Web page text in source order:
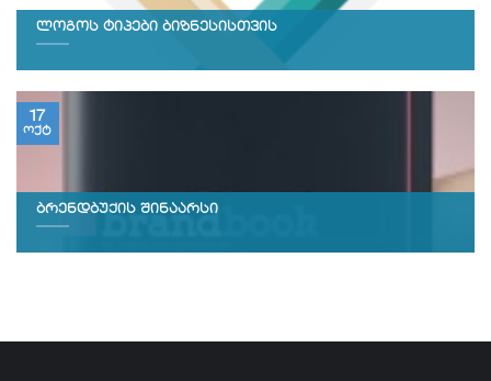
ლოგოს ტიპები ბიზნესისთვის
ბრენდბუქის შინაარსი
17
ოქტ